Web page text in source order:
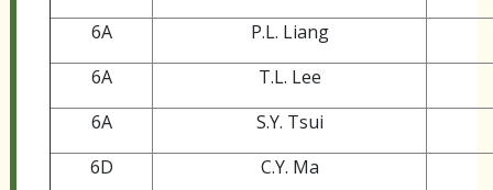
6A
P.L. Liang
6A
T.L. Lee
6A
S.Y. Tsui
6D
C.Y. Ma